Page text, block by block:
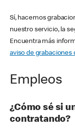
Sí, hacemos
nuestro servicio, la
Encuentra más
aviso de grabaciones
Empleos
¿Cómo sé si
contratando?